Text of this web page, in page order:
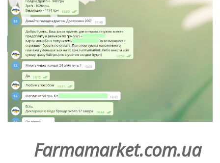
Farmamarket.com.ua